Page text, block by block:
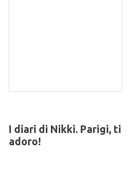
I diari di Nikki. Parigi, ti
adoro!